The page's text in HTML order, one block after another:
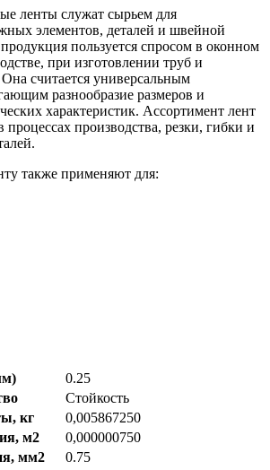
ленты служат сырьем для
элементов, деталей и швейной
пользуется спросом в оконном
при изготовлении труб и
считается универсальным
разнообразие размеров и
характеристик. Ассортимент лент
процессах производства, резки, гибки и
также применяют для:
0.25
Стойкость
кг
0,005867250
м2
0,000000750
мм2
0.75